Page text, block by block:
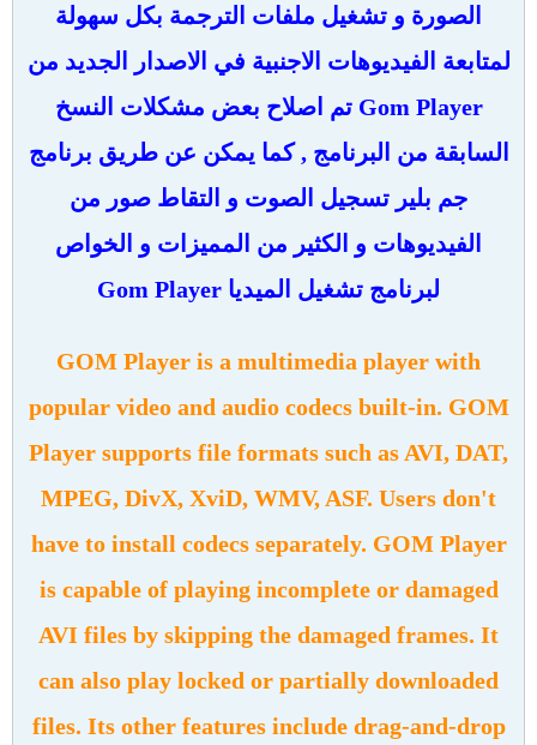
الصورة و تشغيل ملفات الترجمة بكل سهولة
لمتابعة الفيديوهات الاجنبية في الاصدار الجديد من
Gom Player تم اصلاح بعض مشكلات النسخ
السابقة من البرنامج , كما يمكن عن طريق برنامج
جم بلير تسجيل الصوت و التقاط صور من
الفيديوهات و الكثير من المميزات و الخواص
لبرنامج تشغيل الميديا Gom Player
GOM Player is a multimedia player with
popular video and audio codecs built-in. GOM
Player supports file formats such as AVI, DAT,
MPEG, DivX, XviD, WMV, ASF. Users don't
have to install codecs separately. GOM Player
is capable of playing incomplete or damaged
AVI files by skipping the damaged frames. It
can also play locked or partially downloaded
files. Its other features include drag-and-drop